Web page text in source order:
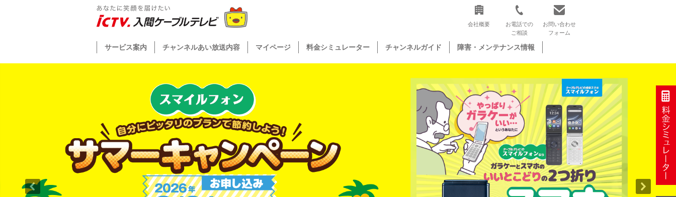
会社概要
お電話での
ご相談
お問い合わせ
フォーム
サービス案内 チャンネルあい放送内容 マイページ 料金シミュレーター チャンネルガイド 障害・メンテナンス情報